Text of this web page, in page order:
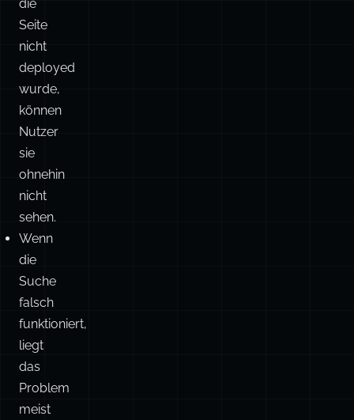
die
Seite
nicht
deployed
wurde,
können
Nutzer
sie
ohnehin
nicht
sehen.
Wenn
die
Suche
falsch
funktioniert,
liegt
das
Problem
meist